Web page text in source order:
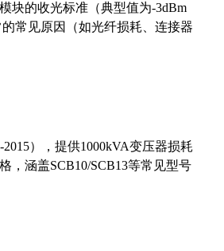
块的收光标准（典型值为-3dBm
常见原因（如光纤损耗、连接器
），提供1000kVA变压器损耗
，涵盖SCB10/SCB13等常见型号